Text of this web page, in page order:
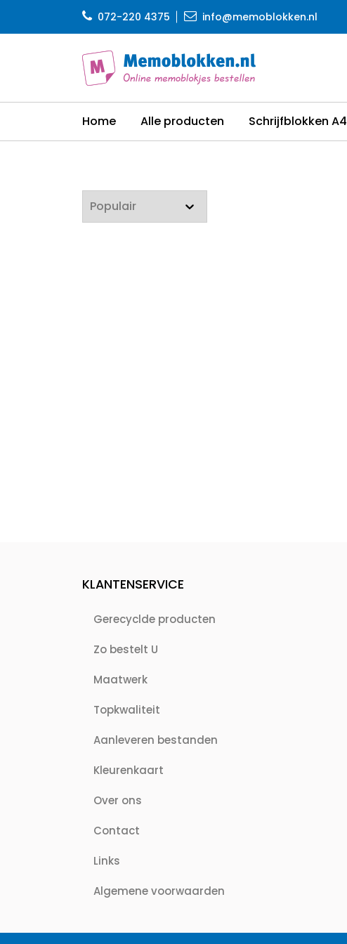
072-220 4375 info@memoblokken.nl
Home Alle producten Schrijfblokken A4
KLANTENSERVICE
Gerecyclde producten
Zo bestelt U
Maatwerk
Topkwaliteit
Aanleveren bestanden
Kleurenkaart
Over ons
Contact
Links
Algemene voorwaarden